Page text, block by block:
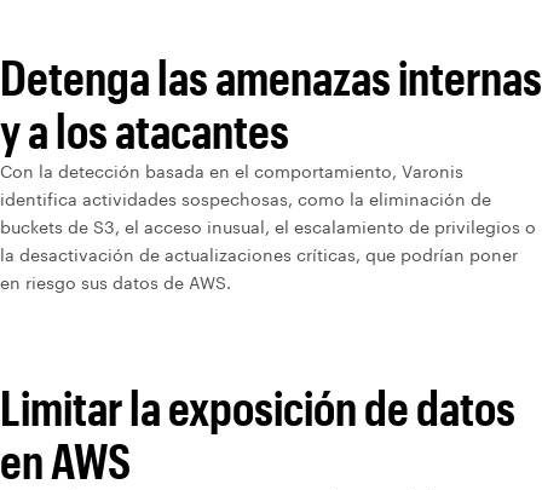
Detenga las amenazas internas
y a los atacantes
Con la detección basada en el comportamiento, Varonis
identifica actividades sospechosas, como la eliminación de
buckets de S3, el acceso inusual, el escalamiento de privilegios o
la desactivación de actualizaciones críticas, que podrían poner
en riesgo sus datos de AWS.
Limitar la exposición de datos
en AWS